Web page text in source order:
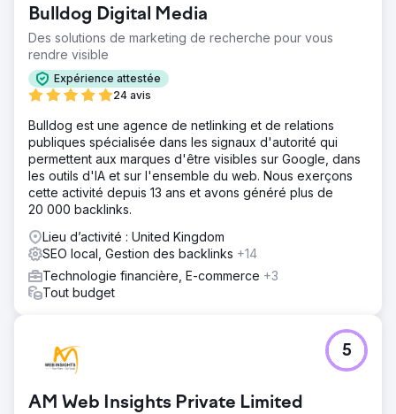
partenaires pharmaceutiques. Mais le site Web n’a pas
été correctement optimisé auparavant. Pas de contenu,
pas de données sur les pages de catégories, pas de
blogs sur le site et pas de structure appropriée.
Solution
des solutions parfaites et cela donne des résultats. Nous
avons filtré tous les problèmes et commencé à ajouter du
contenu pertinent selon la catégorie, planifié un blog
WordPress et mis en œuvre les stratégies de contenu
avec ON Page & OFF Page & Techincal SEO.
En l'espace de 3 mois, le client a commencé à voir
certains classements de mots-clés sur la page 1 de
Google, et en un rien de temps, le trafic a commencé à
voir une augmentation dans la console de recherche et
Bulldog Digital Media
Des solutions de marketing de recherche pour vous
rendre visible
Expérience attestée
24 avis
Bulldog est une agence de netlinking et de relations
publiques spécialisée dans les signaux d'autorité qui
permettent aux marques d'être visibles sur Google, dans
les outils d'IA et sur l'ensemble du web. Nous exerçons
cette activité depuis 13 ans et avons généré plus de
20 000 backlinks.
Lieu d’activité : United Kingdom
SEO local, Gestion des backlinks +14
Technologie financière, E-commerce +3
Tout budget
AM Web Insights Private Limited
5